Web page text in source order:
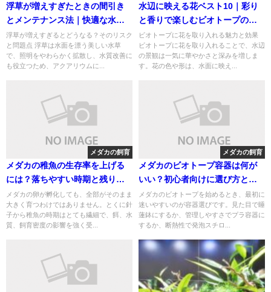
浮草が増えすぎたときの間引き
とメンテナンス法｜快適な水槽
環境を保つために
浮草が増えすぎるとどうなる？そのリスク
と問題点 浮草は水面を漂う美しい水草
で、照明をやわらかく拡散し、水質改善に
も役立つため、アクアリウムに...
水辺に映える花ベスト10｜彩り
と香りで楽しむビオトープの魅
力
ビオトープに花を取り入れる魅力と効果
ビオトープに花を取り入れることで、水辺
の景観は一気に華やかさと深みを増しま
す。花の色や形は、水面に映え...
メダカの飼育
メダカの稚魚の生存率を上げる
には？落ちやすい時期と残りや
すい育て方を解説
メダカの卵が孵化しても、全部がそのまま
大きく育つわけではありません。とくに針
子から稚魚の時期はとても繊細で、餌、水
質、飼育密度の影響を強く受...
メダカの飼育
メダカのビオトープ容器は何が
いい？初心者向けに選び方とお
すすめの考え方を解説
メダカのビオトープを始めるとき、最初に
迷いやすいのが容器選びです。見た目で睡
蓮鉢にするか、管理しやすさでプラ容器に
するか、断熱性で発泡スチロ...